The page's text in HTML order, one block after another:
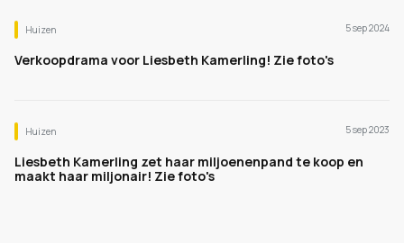
Huizen 5 sep 2024
Verkoopdrama voor Liesbeth Kamerling! Zie foto's
Huizen 5 sep 2023
Liesbeth Kamerling zet haar miljoenenpand te koop en
maakt haar miljonair! Zie foto's